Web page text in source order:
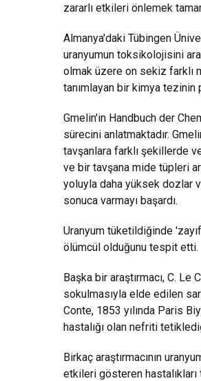
zararlı etkileri önlemek
Almanya'daki Tübingen
uranyumun toksikolojisini
olmak üzere on sekiz farklı
tanımlayan bir kimya tezinin
Gmelin'in Handbuch der
sürecini anlatmaktadır.
tavşanlara farklı şekillerde
ve bir tavşana mide tüpleri
yoluyla daha yüksek dozlar
sonuca varmayı başardı.
Uranyum tüketildiğinde
ölümcül olduğunu tespit etti.
Başka bir araştırmacı, C.
sokulmasıyla elde edilen
Conte, 1853 yılında Paris
hastalığı olan nefriti
Birkaç araştırmacının
etkileri gösteren